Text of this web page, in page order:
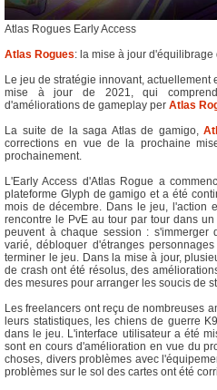
Atlas Rogues Early Access
Atlas Rogues: la mise à jour
Le jeu de stratégie innovant, actuellement
mise à jour de 2021, qui
d'améliorations de gameplay per Atlas
La suite de la saga Atlas de gamigo,
corrections en vue de la prochaine
prochainement.
L'Early Access d'Atlas Rogue a
plateforme Glyph de gamigo et a été
mois de décembre. Dans le jeu, l'action
rencontre le PvE au tour par tour dans
peuvent à chaque session :
varié, débloquer d'étranges
terminer le jeu. Dans la mise à jour,
de crash ont été résolus, des
des mesures pour arranger les soucis de
Les freelancers ont reçu de nombreuses
leurs statistiques, les chiens de guerre
dans le jeu. L'interface utilisateur a été
sont en cours d'amélioration en vue du
choses, divers problèmes avec
problèmes sur le sol des cartes ont été